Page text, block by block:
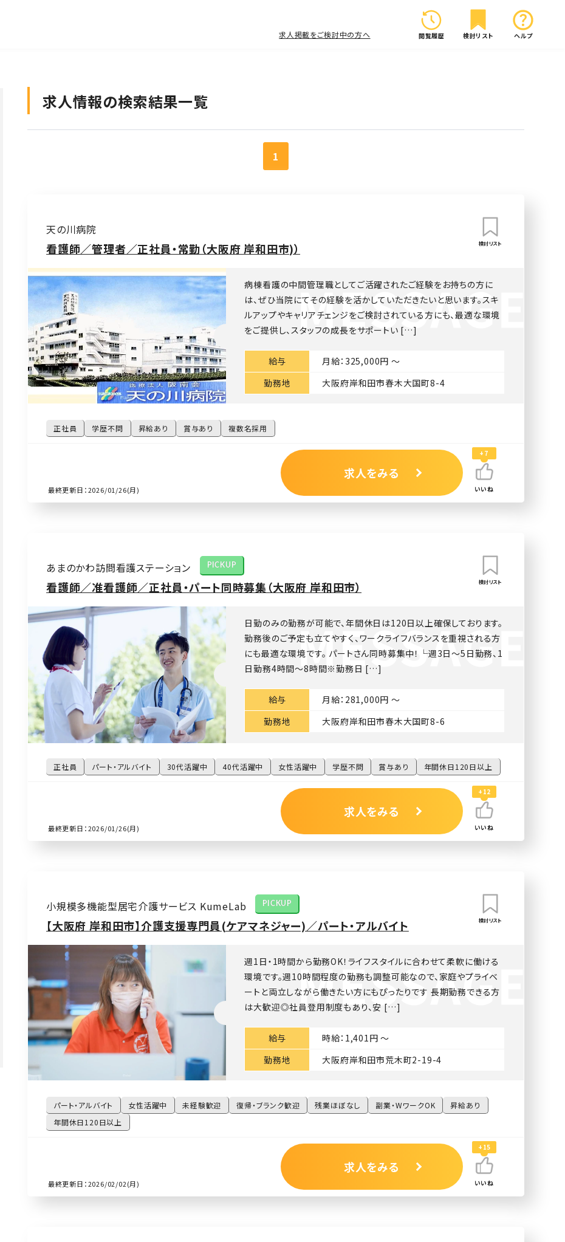
求人掲載をご検討中の方へ 閲覧履歴 検討リスト ヘルプ
求人情報の検索結果一覧
1
天の川病院
看護師／管理者／正社員・常勤（大阪府 岸和田市)） 検討リスト
正社員 学歴不問 昇給あり 賞与あり 複数名採用
病棟看護の中間管理職としてご活躍されたご経験をお持ちの方に
は、ぜひ当院にてその経験を活かしていただきたいと思います。スキ
ルアップやキャリアチェンジをご検討されている方にも、最適な環境
をご提供し、スタッフの成長をサポートい […]
給与
月給：325,000円 〜
勤務地
大阪府岸和田市春木大国町8-4
最終更新日：2026/01/26(月)
求人をみる
+7
いいね
あまのかわ訪問看護ステーション PICKUP
看護師／准看護師／正社員・パート同時募集（大阪府 岸和田市） 検討リスト
正社員 パート・アルバイト 30代活躍中 40代活躍中 女性活躍中 学歴不問 賞与あり 年間休日120日以上
日勤のみの勤務が可能で、年間休日は120日以上確保しております。
勤務後のご予定も立てやすく、ワークライフバランスを重視される方
にも最適な環境です。 パートさん同時募集中！└週3日～5日勤務、1
日勤務4時間～8時間※勤務日 […]
給与
月給：281,000円 〜
勤務地
大阪府岸和田市春木大国町8-6
最終更新日：2026/01/26(月)
求人をみる
+12
いいね
小規模多機能型居宅介護サービス KumeLab PICKUP
【大阪府 岸和田市】介護支援専門員(ケアマネジャー)／パート・アルバイト 検討リスト
パート・アルバイト 女性活躍中 未経験歓迎 復帰・ブランク歓迎 残業ほぼなし 副業・WワークOK
昇給あり
年間休日120日以上
週1日・1時間から勤務OK！ライフスタイルに合わせて柔軟に働ける
環境です。週10時間程度の勤務も調整可能なので、家庭やプライベ
ートと両立しながら働きたい方にもぴったりです 長期勤務できる方
は大歓迎◎社員登用制度もあり、安 […]
給与
時給：1,401円 〜
勤務地
大阪府岸和田市荒木町2-19-4
最終更新日：2026/02/02(月)
求人をみる
+15
いいね